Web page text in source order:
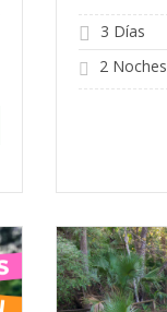
3 Días
2 Noches